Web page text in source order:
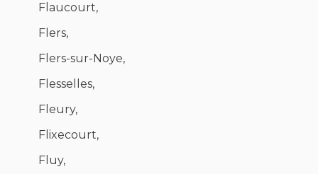
Flaucourt,
Flers,
Flers-sur-Noye,
Flesselles,
Fleury,
Flixecourt,
Fluy,